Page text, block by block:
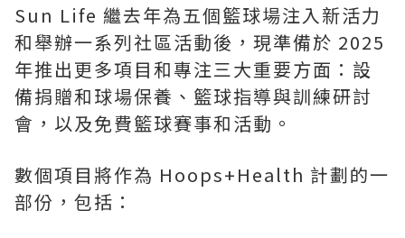
Sun Life 繼去年為五個籃球場注入新活力
和舉辦一系列社區活動後，現準備於 2025
年推出更多項目和專注三大重要方面：設
備捐贈和球場保養、籃球指導與訓練研討
會，以及免費籃球賽事和活動。
數個項目將作為 Hoops+Health 計劃的一
部份，包括：